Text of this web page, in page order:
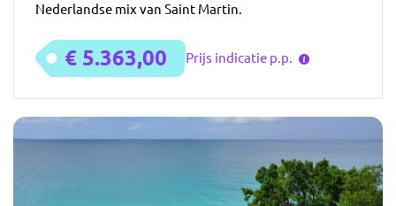
Nederlandse mix van Saint Martin.
€ 5.363,00 Prijs indicatie p.p.